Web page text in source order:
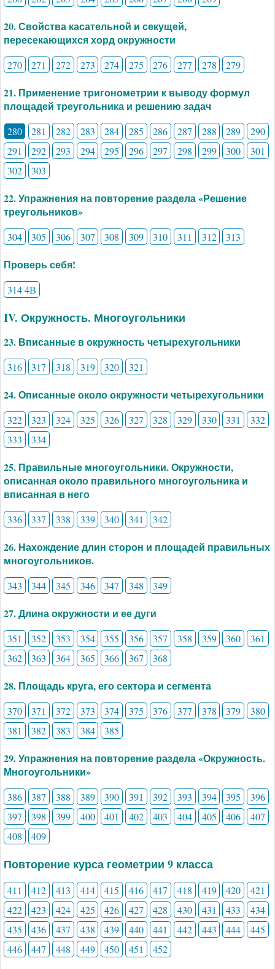
20. Свойства касательной и секущей,
пересекающихся хорд окружности
270 271 272 273 274 275 276 277 278 279
21. Применение тригонометрии к выводу формул
площадей треугольника и решению задач
280 281 282 283 284 285 286 287 288 289
290
291
292 293 294 295 296 297 298 299 300
301
302
303
22. Упражнения на повторение раздела «Решение
треугольников»
304 305 306 307 308 309 310 311 312 313
Проверь себя!
314 4В
IV. Окружность. Многоугольники
23. Вписанные в окружность четырехугольники
316 317 318 319 320 321
24. Описанные около окружности четырехугольники
322 323 324 325 326 327 328 329 330 331
332
333
334
25. Правильные многоугольники. Окружности,
описанная около правильного многоугольника и
вписанная в него
336 337 338 339 340 341 342
26. Нахождение длин сторон и площадей правильных
многоугольников.
343 344 345 346 347 348 349
27. Длина окружности и ее дуги
351 352 353 354 355 356 357 358 359 360
361
362
363 364 365 366 367 368
28. Площадь круга, его сектора и сегмента
370 371 372 373 374 375 376 377 378 379
380
381
382 383 384 385
29. Упражнения на повторение раздела «Окружность.
Многоугольники»
386 387 388 389 390 391 392 393 394 395
396
397
398 399 400 401 402 403 404 405 406
407
408
409
Повторение курса геометрии 9 класса
411 412 413 414 415 416 417 418 419 420
421
422
423 424 425 426 427 428 430 431 433
434
435
436 437 438 439 440 441 442 443 444
445
446
447 448 449 450 451 452